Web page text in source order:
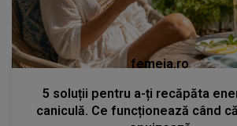
femeia.ro
5 soluții pentru a-ți recăpăta
caniculă. Ce funcționează când